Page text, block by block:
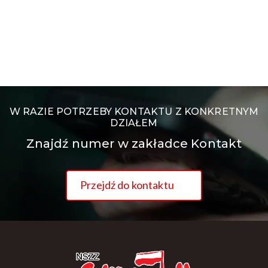
W RAZIE POTRZEBY KONTAKTU Z KONKRETNYM
DZIAŁEM
Znajdź numer w zakładce Kontakt
Przejdź do kontaktu